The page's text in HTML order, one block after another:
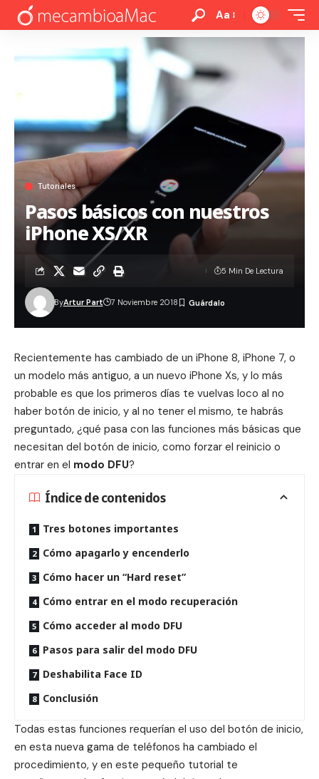
Aa
Tutoriales
Pasos básicos con nuestros
iPhone XS/XR
ByArtur Part 7 Noviembre 2018
5 Min De Lectura
Recientemente has cambiado de un iPhone 8, iPhone 7, o
un modelo más antiguo, a un nuevo iPhone Xs, y lo más
probable es que los primeros días te vuelvas loco al no
haber botón de inicio, y al no tener el mismo, te habrás
preguntado, ¿qué pasa con las funciones más básicas que
necesitan del botón de inicio, como forzar el reinicio o
entrar en el modo DFU?
Índice de contenidos
Tres botones importantes
Cómo apagarlo y encenderlo
Cómo hacer un “Hard reset”
Cómo entrar en el modo recuperación
Cómo acceder al modo DFU
Pasos para salir del modo DFU
Deshabilita Face ID
Conclusión
Todas estas funciones requerían el uso del botón de inicio,
en esta nueva gama de teléfonos ha cambiado el
procedimiento, y en este pequeño tutorial te